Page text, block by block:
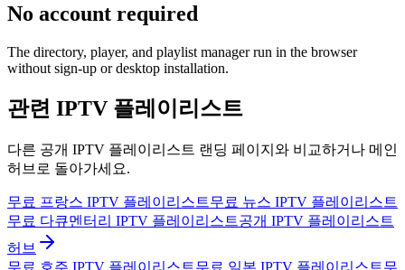
No account required
The directory, player, and playlist manager run in the browser
without sign-up or desktop installation.
관련 IPTV 플레이리스트
다른 공개 IPTV 플레이리스트 랜딩 페이지와 비교하거나 메인
허브로 돌아가세요.
무료 프랑스 IPTV 플레이리스트무료 뉴스 IPTV 플레이리스트
무료 다큐멘터리 IPTV 플레이리스트공개 IPTV 플레이리스트
허브